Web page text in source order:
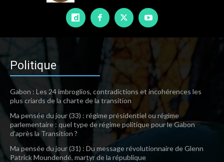
Politique
Gabon : Les 24 imbroglios, contradictions et incohérences les
plus criards de la charte de la transition
Ma pensée du jour (33) : régime présidentiel ou régime
parlementaire : quel type de régime politique pour le Gabon
d’après la Transition ?
Ma pensée du jour (31) : Du message révolutionnaire de Glenn
Patrick Moundendé, martyr de la république